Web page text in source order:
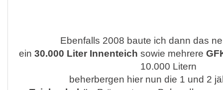
Ebenfalls 2008 baute ich dann das
ein 30.000 Liter Innenteich sowie mehrere
10.000 Litern
beherbergen hier nun die 1 und 2